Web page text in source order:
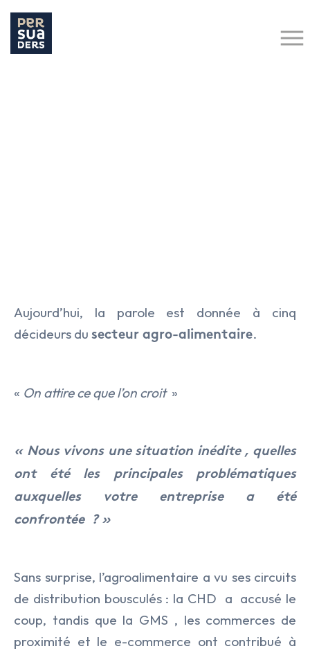
Aujourd’hui, la parole est donnée à cinq
décideurs du secteur agro-alimentaire.
« On attire ce que l’on croit »
« Nous vivons une situation inédite , quelles
ont été les principales problématiques
auxquelles votre entreprise a été
confrontée ? »
Sans surprise, l’agroalimentaire a vu ses circuits
de distribution bousculés : la CHD a accusé le
coup, tandis que la GMS , les commerces de
proximité et le e-commerce ont contribué à
LE CABINET
Coaching
Executive Search
Armement & Sécurité
NOS OFFRES